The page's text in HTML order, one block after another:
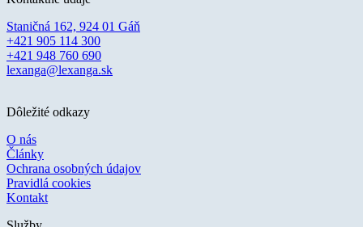
Staničná 162, 924 01 Gáň
+421 905 114 300
+421 948 760 690
lexanga@lexanga.sk
Dôležité odkazy
O nás
Články
Ochrana osobných údajov
Pravidlá cookies
Kontakt